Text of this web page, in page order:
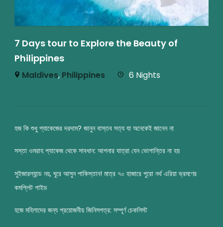
7 Days tour to Explore the Beauty of
Philippines
Maldives, Philippines 6 Nights
হজ কি শুধু প্যাকেজের দরদাম? জানুন বাস্তব সত্য যা অনেকেই জানেন না
সস্তা ওমরাহ প্যাকেজ থেকে সাবধান: আপনার যাত্রা যেন ভোগান্তির না হয়
সুইজারল্যান্ড নয়, ঘুরে আসুন পাকিস্তান! মাত্র ৭০ হাজারে পুরো নর্থ এরিয়া ভ্রমণের
কমপ্লিট গাইড
হজে মহিলাদের জন্য প্রয়োজনীয় জিনিসপত্র: সম্পূর্ণ চেকলিস্ট